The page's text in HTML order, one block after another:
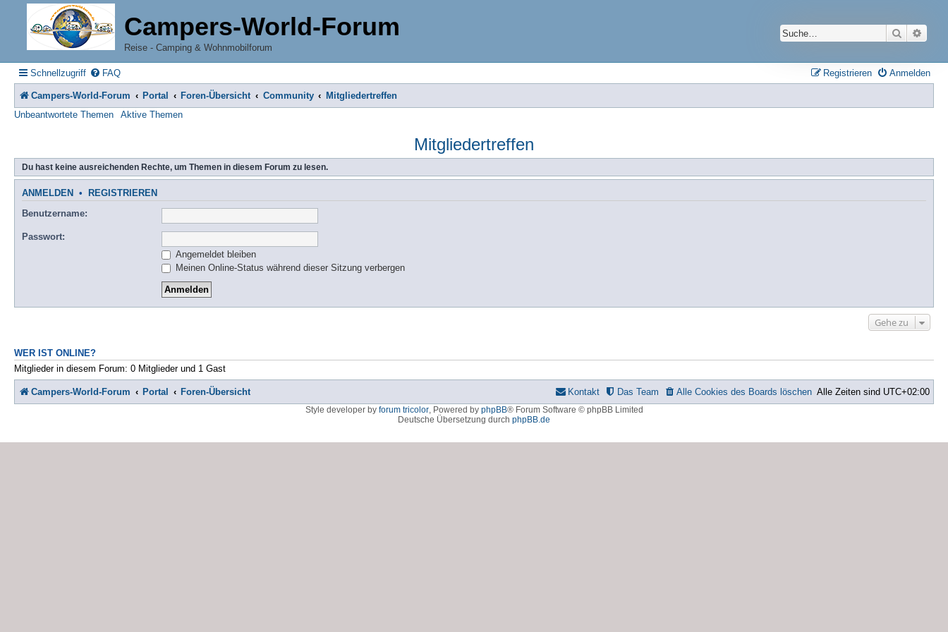
Campers-World-Forum
Reise - Camping & Wohnmobilforum
Suche
Schnellzugriff FAQ Anmelden
Registrieren
Campers-World-Forum Portal Foren-Übersicht Community
Mitgliedertreffen
Unbeantwortete Themen
Aktive Themen
Mitgliedertreffen
Du hast keine ausreichenden Rechte, um Themen in diesem Forum zu lesen.
ANMELDEN • REGISTRIEREN
Benutzername:
Passwort:
Angemeldet bleiben
Meinen Online-Status während dieser Sitzung verbergen
Gehe zu
WER IST ONLINE?
Mitglieder in diesem Forum: 0 Mitglieder und 1 Gast
Campers-World-Forum Portal Foren-Übersicht Alle Zeiten sind UTC+02:00
Alle Cookies des Boards löschen
Das Team
Kontakt
Style developer by forum tricolor, Powered by phpBB® Forum Software © phpBB Limited
Deutsche Übersetzung durch phpBB.de